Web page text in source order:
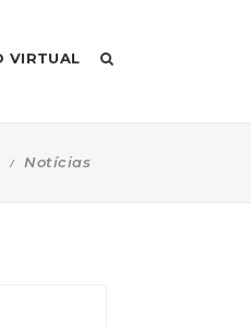
VIRTUAL
Notícias